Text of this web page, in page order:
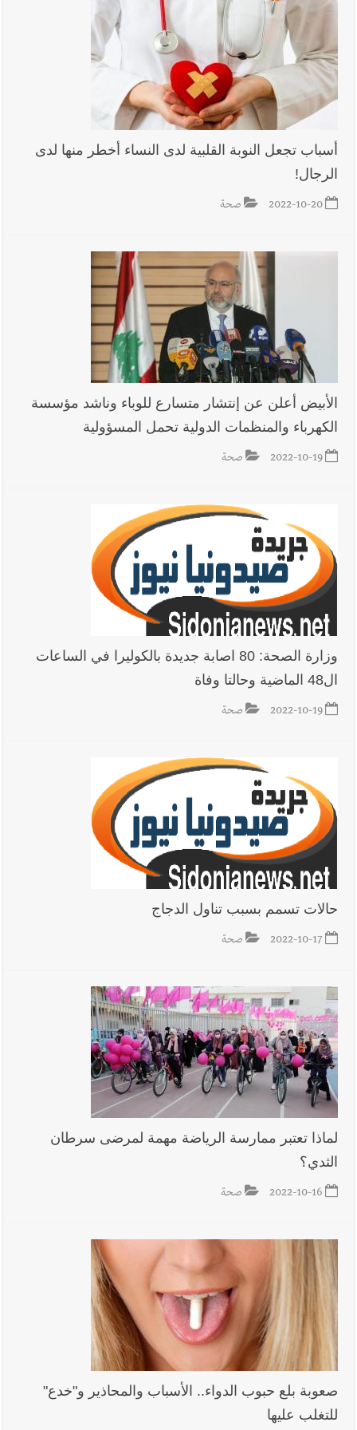
الدكتورة غادة أيوب في منزلها
أسباب تجعل النوبة القلبية لدى النساء أخطر منها لدى
الرجال!
2022-10-20 صحة
الأبيض أعلن عن إنتشار متسارع للوباء وناشد مؤسسة
الكهرباء والمنظمات الدولية تحمل المسؤولية
2022-10-19 صحة
وزارة الصحة: 80 اصابة جديدة بالكوليرا في الساعات
ال48 الماضية وحالتا وفاة
2022-10-19 صحة
حالات تسمم بسبب تناول الدجاج
2022-10-17 صحة
لماذا تعتبر ممارسة الرياضة مهمة لمرضى سرطان
الثدي؟
2022-10-16 صحة
صعوبة بلع حبوب الدواء.. الأسباب والمحاذير و"خدع"
للتغلب عليها